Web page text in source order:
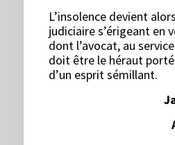
L’insolence devient
judiciaire s’érigeant en
dont l’avocat, au
doit être le héraut porté
d’un esprit sémillant.